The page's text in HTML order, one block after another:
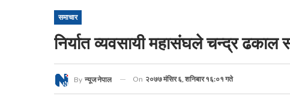
समाचार
निर्यात व्यवसायी महासंघले चन्द्र
By न्यूज नेपाल On २०७७ मंसिर ६, शनिबार १६:०१ गते